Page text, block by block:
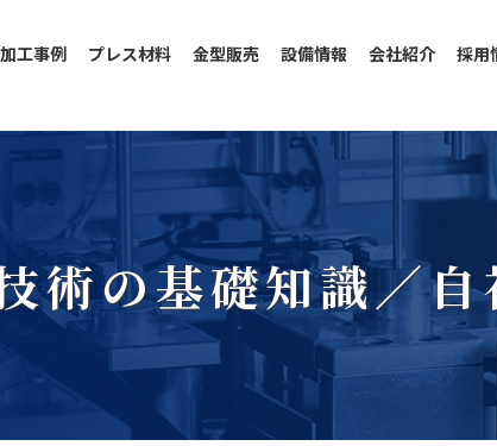
加工事例 プレス材料 金型販売 設備情報 会社紹介 採用
術の基礎知識／